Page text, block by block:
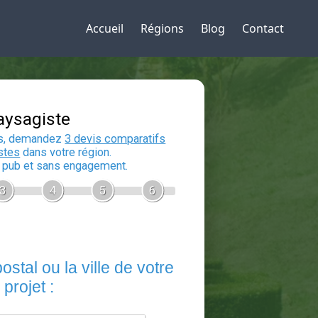
Accueil Régions Blog Contact
Devis Paysagiste
En 5 minutes, demandez
auxpaysagistesdans votre région.
Gratuit, sans pub et sans engagement.